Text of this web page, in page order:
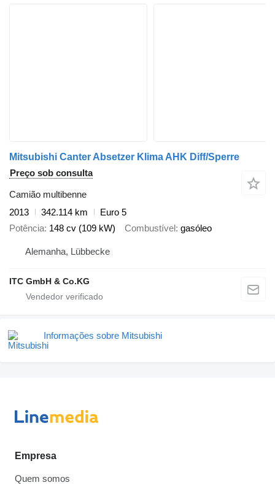
Mitsubishi Canter Absetzer Klima AHK Diff/Sperre
Preço sob consulta
Camião multibenne
2013
342.114 km
Euro 5
Potência 148 cv (109 kW) Combustível gasóleo
Alemanha, Lübbecke
ITC GmbH & Co.KG
Informações sobre Mitsubishi
Empresa
Quem somos